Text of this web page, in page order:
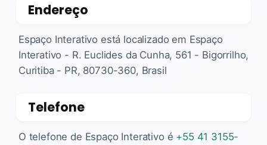
Endereço
Espaço Interativo está localizado em Espaço
Interativo - R. Euclides da Cunha, 561 - Bigorrilho,
Curitiba - PR, 80730-360, Brasil
Telefone
O telefone de Espaço Interativo é +55 41 3155-